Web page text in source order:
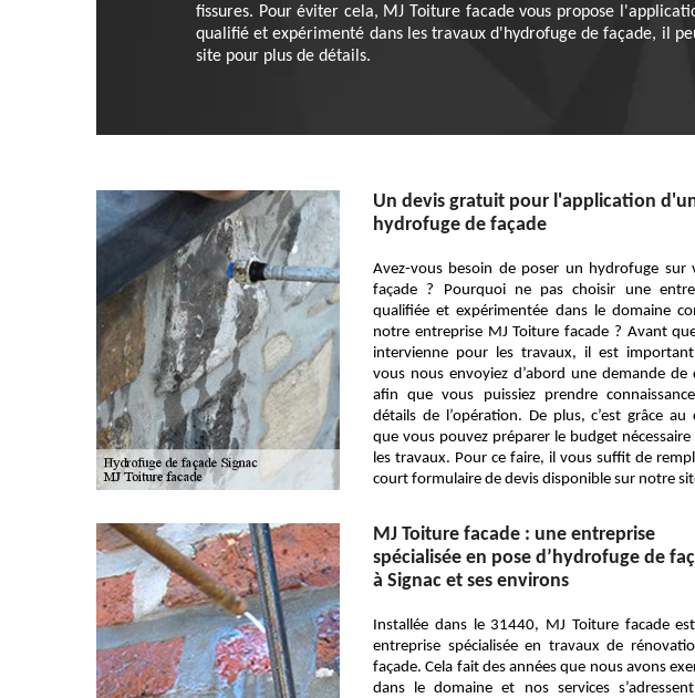
fissures. Pour éviter cela, MJ Toiture facade vous propose
qualifié et expérimenté dans les travaux d'hydrofuge de façade, il
site pour plus de détails.
Un devis gratuit pour l'application
hydrofuge de façade
Avez-vous besoin de poser un hydrofuge sur
façade ? Pourquoi ne pas choisir une
qualifiée et expérimentée dans le domaine
notre entreprise MJ Toiture facade ? Avant
intervienne pour les travaux, il est
vous nous envoyiez d’abord une demande de
afin que vous puissiez prendre
détails de l’opération. De plus, c’est grâce au
que vous pouvez préparer le budget
les travaux. Pour ce faire, il vous suffit de
court formulaire de devis disponible sur notre
MJ Toiture facade : une entreprise
spécialisée en pose d’hydrofuge de
à Signac et ses environs
Installée dans le 31440, MJ Toiture facade
entreprise spécialisée en travaux de
façade. Cela fait des années que nous avons
dans le domaine et nos services